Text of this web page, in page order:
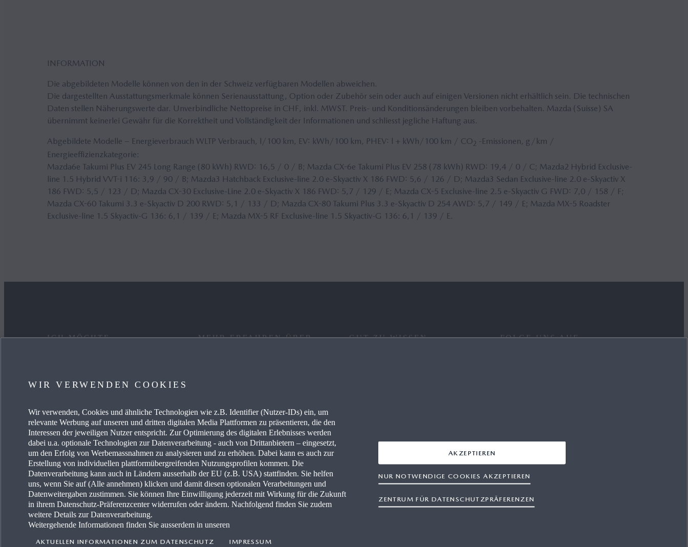
INFORMATION
Die abgebildeten Modelle können von den in der Schweiz verfügbaren Modellen abweichen.
Die dargestellten Ausstattungsmerkmale können Serienausstattung, Option oder Zubehör sein oder auch auf einigen Versionen nicht erhältlich sein. Die technischen
Daten stellen Näherungswerte dar. Unverbindliche Nettopreise in CHF, inkl. MWST. Preis- und Konditionsänderungen bleiben vorbehalten. Mazda (Suisse) SA
übernimmt keinerlei Gewähr für die Korrektheit und Vollständigkeit der Informationen und schliesst jegliche Haftung aus.
Abgebildete Modelle − Energieverbrauch WLTP Verbrauch, l/100 km, EV: kWh/100 km, PHEV: l + kWh/100 km / CO2 -Emissionen, g/km /
Energieeffizienzkategorie:
Mazda6e Takumi Plus EV 245 Long Range (80 kWh) RWD: 16,5 / 0 / B; Mazda CX-6e Takumi Plus EV 258 (78 kWh) RWD: 19,4 / 0 / C; Mazda2 Hybrid Exclusive-
line 1.5 Hybrid VVT-i 116: 3,9 / 90 / B; Mazda3 Hatchback Exclusive-line 2.0 e-Skyactiv X 186 FWD: 5,6 / 126 / D; Mazda3 Sedan Exclusive-line 2.0 e-Skyactiv X
186 FWD: 5,5 / 123 / D; Mazda CX-30 Exclusive-Line 2.0 e-Skyactiv X 186 FWD: 5,7 / 129 / E; Mazda CX-5 Exclusive-line 2.5 e-Skyactiv G FWD: 7,0 / 158 / F;
Mazda CX-60 Takumi 3.3 e-Skyactiv D 200 RWD: 5,1 / 133 / D; Mazda CX-80 Takumi Plus 3.3 e-Skyactiv D 254 AWD: 5,7 / 149 / E; Mazda MX-5 Roadster
Exclusive-line 1.5 Skyactiv-G 136: 6,1 / 139 / E; Mazda MX-5 RF Exclusive-line 1.5 Skyactiv-G 136: 6,1 / 139 / E.
ICH MÖCHTE
MEIN AUTO PFLEGEN
HÄNDLER SUCHEN
MEHR ERFAHREN ÜBER
AKTUELLES
MAZDA-PRESSEPORTAL
MAZDA-HÄNDLER WERDEN
FREIE WERKSTÄTTEN
GUT ZU WISSEN FOLGE UNS AUF
WIR VERWENDEN COOKIES
Wir verwenden, Cookies und ähnliche Technologien wie z.B. Identifier (Nutzer-IDs) ein, um
relevante Werbung auf unseren und dritten digitalen Media Plattformen zu präsentieren, die den
Interessen der jeweiligen Nutzer entspricht. Zur Optimierung des digitalen Erlebnisses werden
dabei u.a. optionale Technologien zur Datenverarbeitung - auch von Drittanbietern – eingesetzt,
um den Erfolg von Werbemassnahmen zu analysieren und zu erhöhen. Dabei kann es auch zur
Erstellung von individuellen plattformübergreifenden Nutzungsprofilen kommen. Die
Datenverarbeitung kann auch in Ländern ausserhalb der EU (z.B. USA) stattfinden. Sie helfen
uns, wenn Sie auf (Alle annehmen) klicken und damit diesen optionalen Verarbeitungen und
Datenweitergaben zustimmen. Sie können Ihre Einwilligung jederzeit mit Wirkung für die Zukunft
in ihrem Datenschutz-Präferenzcenter widerrufen oder ändern. Nachfolgend finden Sie zudem
weitere Details zur Datenverarbeitung.
Weitergehende Informationen finden Sie ausserdem in unseren
AKTUELLEN INFORMATIONEN ZUM DATENSCHUTZ IMPRESSUM
ZENTRUM FÜR DATENSCHUTZPRÄFERENZEN
NUR NOTWENDIGE COOKIES AKZEPTIEREN
AKZEPTIEREN